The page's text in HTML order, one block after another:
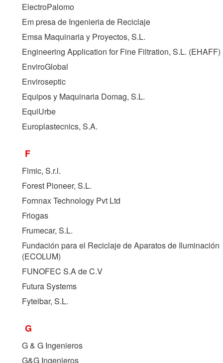
ElectroPalomo
Em presa de Ingenieria de Reciclaje
Emsa Maquinaria y Proyectos, S.L.
Engineering Application for Fine Filtration, S.L. (EHAFF)
EnviroGlobal
Enviroseptic
Equipos y Maquinaria Domag, S.L.
EquiUrbe
Europlastecnics, S.A.
F
Fimic, S.r.l.
Forest Pioneer, S.L.
Fornnax Technology Pvt Ltd
Friogas
Frumecar, S.L.
Fundación para el Reciclaje de Aparatos de Iluminación
(ECOLUM)
FUNOFEC S.A de C.V
Futura Systems
Fyteibar, S.L.
G
G & G Ingenieros
G&G Ingenieros